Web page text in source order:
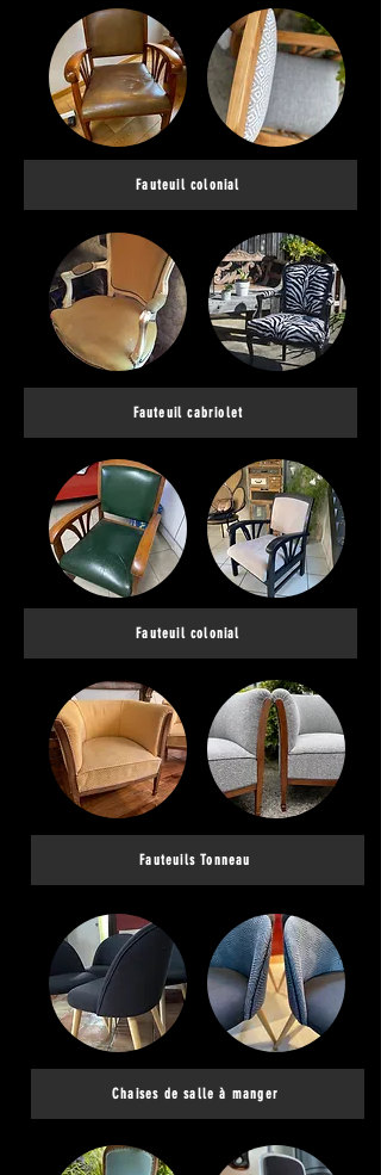
Fauteuil colonial
Fauteuil cabriolet
Fauteuil colonial
Fauteuils Tonneau
Chaises de salle à manger